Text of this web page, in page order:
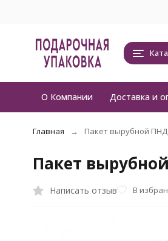
О Компании Доставка и
Главная Пакет вырубной
Пакет
Написать отзыв В